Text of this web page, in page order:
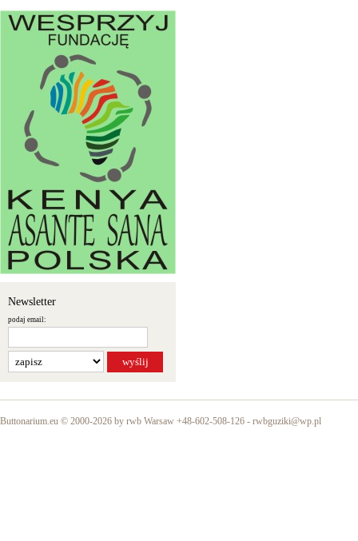
Newsletter
podaj email:
Buttonarium.eu © 2000-2026 by rwb Warsaw +48-602-508-126 - rwbguziki@wp.pl